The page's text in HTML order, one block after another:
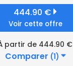
444.90 €
Voir cette offre
partir de 444.90 €
Comparer (1)